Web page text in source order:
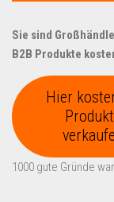
Sie sind
B2B Produkte
Hier
1000 gute Gründe